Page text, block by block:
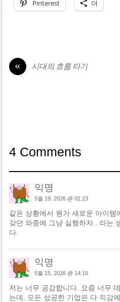
Pinterest 더
« 시대의 흐름 타기
4 Comments
익명
5월 19, 2026 @ 01:23
같은 상황에서 뭔가 새로운 아이
갖던 와중에 그냥 실행하자.. 라는
다.
익명
5월 15, 2026 @ 14:16
저는 너무 공감합니다. 요즘 너무
는데. 모든 성공한 기업은 다 직감